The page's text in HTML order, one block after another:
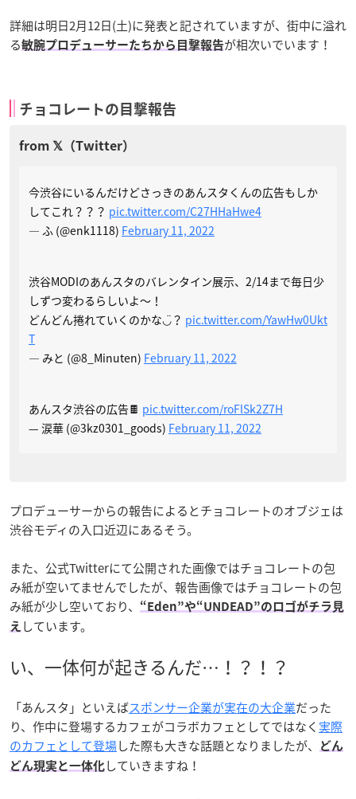
詳細は明日2月12日(土)に発表と記されていますが、街中に溢れ
る敏腕プロデューサーたちから目撃報告が相次いでいます！
チョコレートの目撃報告
今渋谷にいるんだけどさっきのあんスタくんの広告もしか
してこれ？？？ pic.twitter.com/C27HHaHwe4
— ふ (@enk1118) February 11, 2022
渋谷MODIのあんスタのバレンタイン展示、2/14まで毎日少
しずつ変わるらしいよ〜！
どんどん捲れていくのかな◡̈？ pic.twitter.com/YawHw0Ukt
T
— みと (@8_Minuten) February 11, 2022
あんスタ渋谷の広告🍫 pic.twitter.com/roFlSk2Z7H
— 涙華 (@3kz0301_goods) February 11, 2022
プロデューサーからの報告によるとチョコレートのオブジェは
渋谷モディの入口近辺にあるそう。
また、公式Twitterにて公開された画像ではチョコレートの包
み紙が空いてませんでしたが、報告画像ではチョコレートの包
み紙が少し空いており、
“Eden”や“UNDEAD”のロゴがチラ見
え しています。
い、一体何が起きるんだ…！？！？
「あんスタ」といえばスポンサー企業が実在の大企業だった
り、作中に登場するカフェがコラボカフェとしてではなく 実際
のカフェとして登場した際も大きな話題となりましたが、
どん
どん現実と一体化 していきますね！